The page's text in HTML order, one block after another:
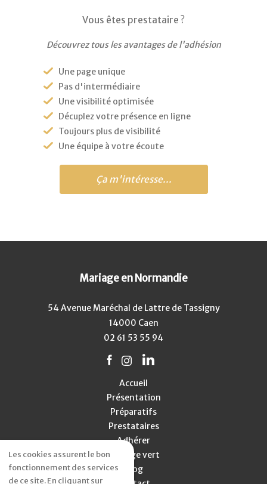
Vous êtes prestataire ?
Découvrez tous les avantages de l'adhésion
Une page unique
Pas d'intermédiaire
Une visibilité optimisée
Décuplez votre présence en ligne
Toujours plus de visibilité
Une équipe à votre écoute
Ça m'intéresse...
Mariage en Normandie
54 Avenue Maréchal de Lattre de Tassigny
14000 Caen
02 61 53 55 94
Accueil
Présentation
Préparatifs
Prestataires
Adhérer
Mariage vert
Blog
Les cookies assurent le bon
fonctionnement des services
de ce site. En cliquant sur